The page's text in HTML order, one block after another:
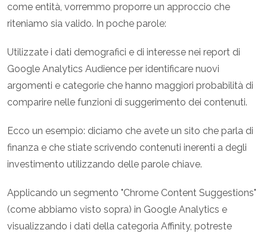
come entità, vorremmo proporre un approccio che
riteniamo sia valido. In poche parole:
Utilizzate i dati demografici e di interesse nei report di
Google Analytics Audience per identificare nuovi
argomenti e categorie che hanno maggiori probabilità di
comparire nelle funzioni di suggerimento dei contenuti.
Ecco un esempio: diciamo che avete un sito che parla di
finanza e che stiate scrivendo contenuti inerenti a degli
investimento utilizzando delle parole chiave.
Applicando un segmento "Chrome Content Suggestions"
(come abbiamo visto sopra) in Google Analytics e
visualizzando i dati della categoria Affinity, potreste